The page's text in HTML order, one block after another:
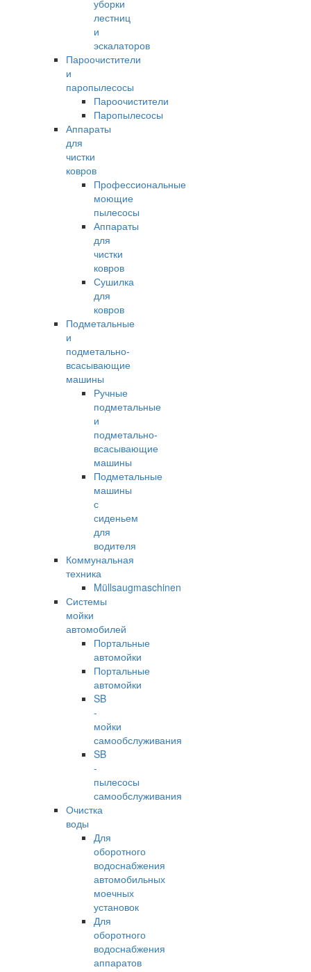
уборки
лестниц
и
эскалаторов
Пароочистители
и
паропылесосы
Пароочистители
Паропылесосы
Аппараты
для
чистки
ковров
Профессиональные
моющие
пылесосы
Аппараты
для
чистки
ковров
Сушилка
для
ковров
Подметальные
и
подметально-
всасывающие
машины
Ручные
подметальные
и
подметально-
всасывающие
машины
Подметальные
машины
с
сиденьем
для
водителя
Коммунальная
техника
Müllsaugmaschinen
Системы
мойки
автомобилей
Портальные
автомойки
Портальные
автомойки
SB
-
мойки
самообслуживания
SB
-
пылесосы
самообслуживания
Очистка
воды
Для
оборотного
водоснабжения
автомобильных
моечных
установок
Для
оборотного
водоснабжения
аппаратов